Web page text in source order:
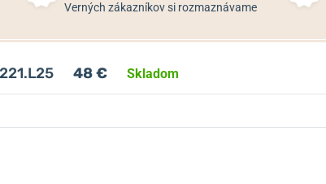
Verných zákazníkov si rozmaznávame
48 € Skladom